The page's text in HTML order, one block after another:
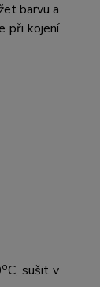
barvu a
při kojení
oC, sušit v